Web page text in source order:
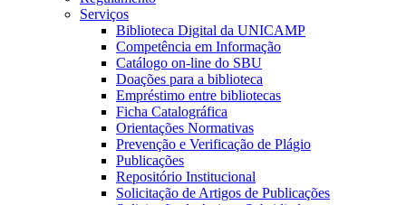
Serviços
Biblioteca Digital da UNICAMP
Competência em Informação
Catálogo on-line do SBU
Doações para a biblioteca
Empréstimo entre bibliotecas
Ficha Catalográfica
Orientações Normativas
Prevenção e Verificação de Plágio
Publicações
Repositório Institucional
Solicitação de Artigos de Publicações